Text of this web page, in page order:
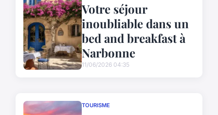
Votre séjour
inoubliable dans un
bed and breakfast à
Narbonne
11/06/2026 04:35
TOURISME